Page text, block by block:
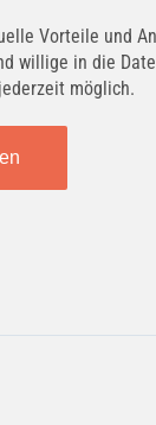
Vorteile und
willige in die
möglich.